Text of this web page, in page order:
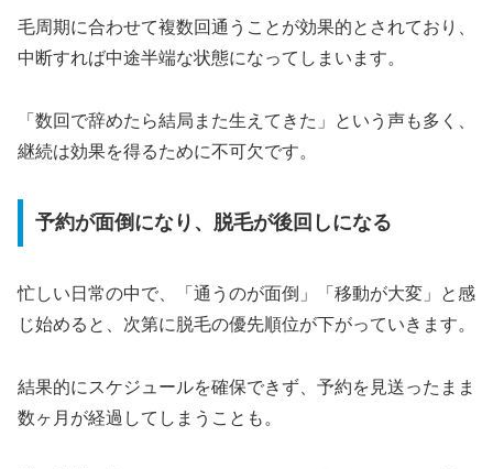
毛周期に合わせて複数回通うことが効果的とされており、
中断すれば中途半端な状態になってしまいます。
「数回で辞めたら結局また生えてきた」という声も多く、
継続は効果を得るために不可欠です。
予約が面倒になり、脱毛が後回しになる
忙しい日常の中で、「通うのが面倒」「移動が大変」と感
じ始めると、次第に脱毛の優先順位が下がっていきます。
結果的にスケジュールを確保できず、予約を見送ったまま
数ヶ月が経過してしまうことも。